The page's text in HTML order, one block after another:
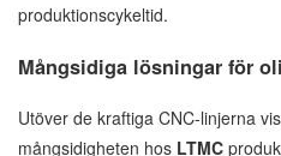
produktionscykeltid.
Mångsidiga lösningar för
Utöver de kraftiga CNC-linjerna
mångsidigheten hos LTMC